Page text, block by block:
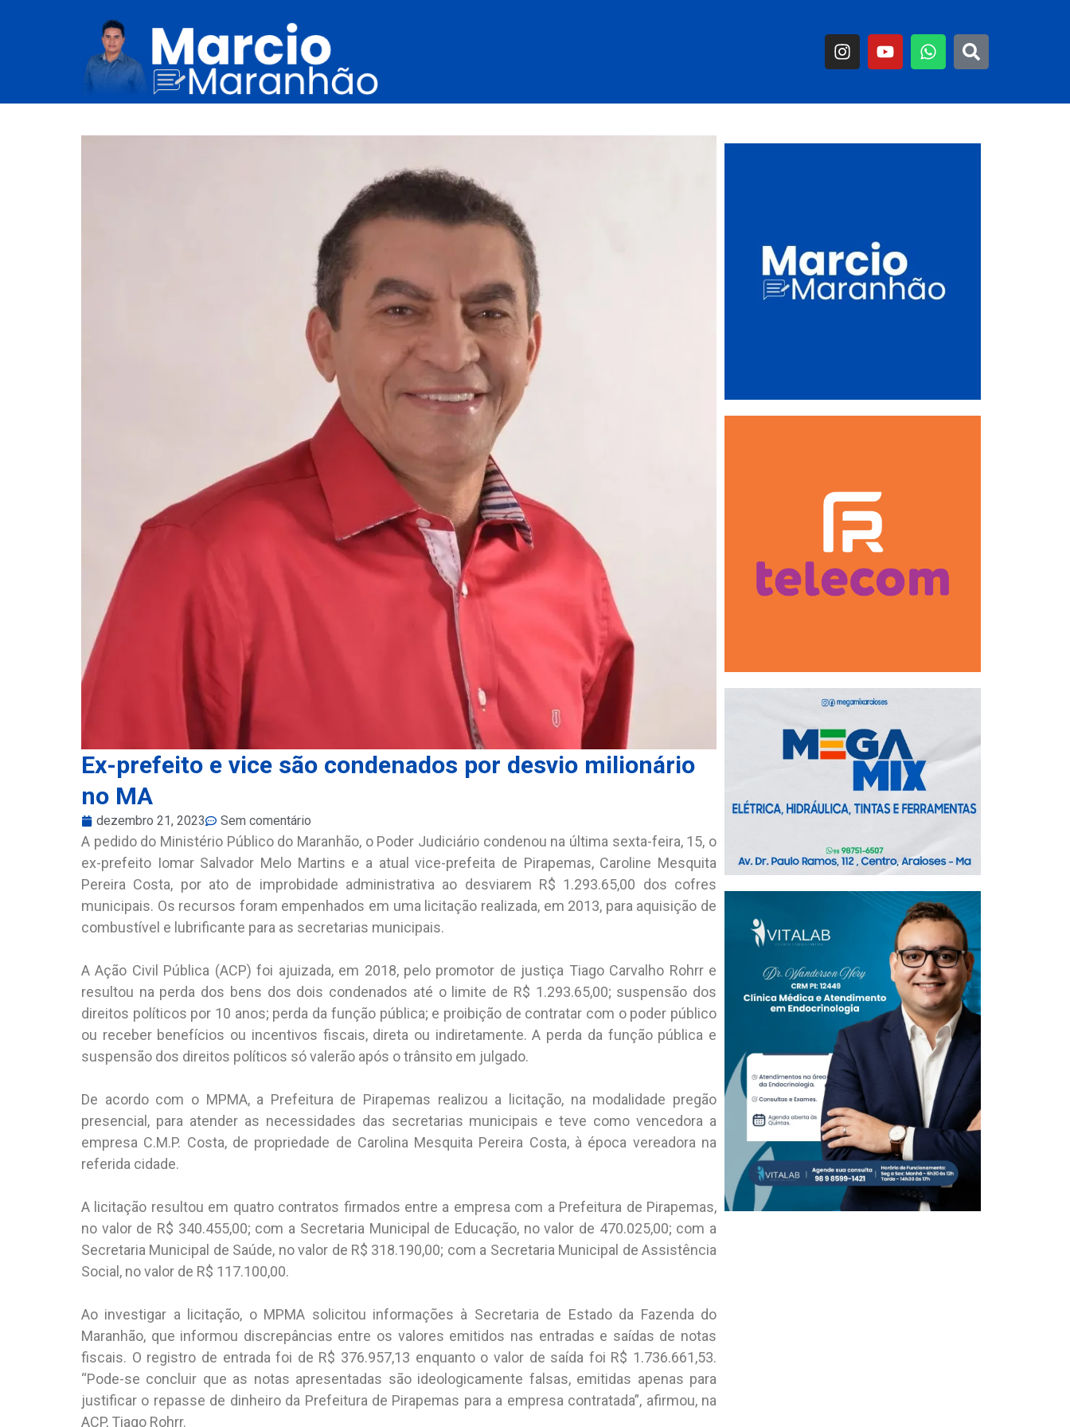
Ex-prefeito e vice são condenados por desvio milionário
no MA
dezembro 21, 2023 Sem comentário
A pedido do Ministério Público do Maranhão, o Poder Judiciário condenou na última sexta-feira, 15, o
ex-prefeito Iomar Salvador Melo Martins e a atual vice-prefeita de Pirapemas, Caroline Mesquita
Pereira Costa, por ato de improbidade administrativa ao desviarem R$ 1.293.65,00 dos cofres
municipais. Os recursos foram empenhados em uma licitação realizada, em 2013, para aquisição de
combustível e lubrificante para as secretarias municipais.
A Ação Civil Pública (ACP) foi ajuizada, em 2018, pelo promotor de justiça Tiago Carvalho Rohrr e
resultou na perda dos bens dos dois condenados até o limite de R$ 1.293.65,00; suspensão dos
direitos políticos por 10 anos; perda da função pública; e proibição de contratar com o poder público
ou receber benefícios ou incentivos fiscais, direta ou indiretamente. A perda da função pública e
suspensão dos direitos políticos só valerão após o trânsito em julgado.
De acordo com o MPMA, a Prefeitura de Pirapemas realizou a licitação, na modalidade pregão
presencial, para atender as necessidades das secretarias municipais e teve como vencedora a
empresa C.M.P. Costa, de propriedade de Carolina Mesquita Pereira Costa, à época vereadora na
referida cidade.
A licitação resultou em quatro contratos firmados entre a empresa com a Prefeitura de Pirapemas,
no valor de R$ 340.455,00; com a Secretaria Municipal de Educação, no valor de 470.025,00; com a
Secretaria Municipal de Saúde, no valor de R$ 318.190,00; com a Secretaria Municipal de Assistência
Social, no valor de R$ 117.100,00.
Ao investigar a licitação, o MPMA solicitou informações à Secretaria de Estado da Fazenda do
Maranhão, que informou discrepâncias entre os valores emitidos nas entradas e saídas de notas
fiscais. O registro de entrada foi de R$ 376.957,13 enquanto o valor de saída foi R$ 1.736.661,53.
“Pode-se concluir que as notas apresentadas são ideologicamente falsas, emitidas apenas para
justificar o repasse de dinheiro da Prefeitura de Pirapemas para a empresa contratada”, afirmou, na
ACP, Tiago Rohrr.